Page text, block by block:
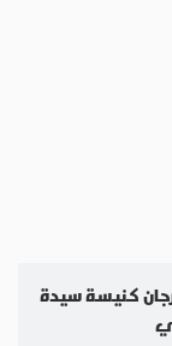
مهرجان كنيسة سيدة